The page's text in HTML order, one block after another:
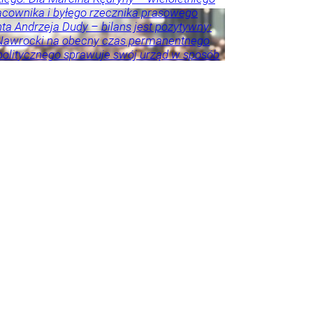
i byłego rzecznika prasowego
Andrzeja Dudy – bilans jest pozytywny:
na obecny czas permanentnego
sprawuje swój urząd w sposób